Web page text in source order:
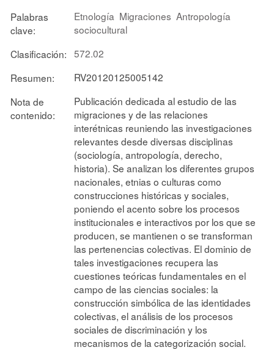
Palabras
clave:
Etnología Migraciones Antropología
sociocultural
Clasificación: 572.02
Resumen:
RV20120125005142
Nota de
contenido:
Publicación dedicada al estudio de las
migraciones y de las relaciones
interétnicas reuniendo las investigaciones
relevantes desde diversas disciplinas
(sociología, antropología, derecho,
historia). Se analizan los diferentes grupos
nacionales, etnias o culturas como
construcciones históricas y sociales,
poniendo el acento sobre los procesos
institucionales e interactivos por los que se
producen, se mantienen o se transforman
las pertenencias colectivas. El dominio de
tales investigaciones recupera las
cuestiones teóricas fundamentales en el
campo de las ciencias sociales: la
construcción simbólica de las identidades
colectivas, el análisis de los procesos
sociales de discriminación y los
mecanismos de la categorización social.